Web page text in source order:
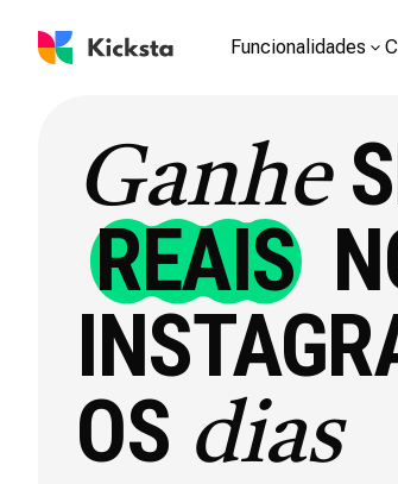
Funcionalidades
Ganhe
REAIS
OS dias